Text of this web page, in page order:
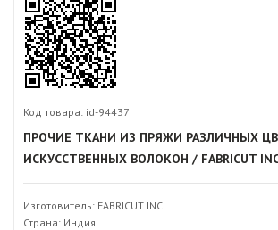
Код товара: id-94437
ПРОЧИЕ ТКАНИ ИЗ ПРЯЖИ РАЗЛИЧНЫХ
ИСКУССТВЕННЫХ ВОЛОКОН / FABRICUT
Изготовитель: FABRICUT INC.
Страна: Индия